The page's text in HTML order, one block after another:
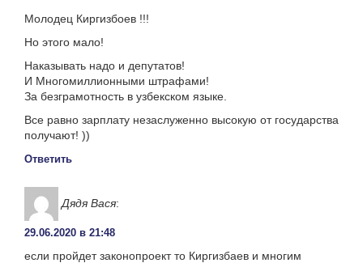
Молодец Киргизбоев !!!
Но этого мало!
Наказывать надо и депутатов!
И Многомиллионными штрафами!
За безграмотность в узбекском языке.
Все равно зарплату незаслуженно высокую от государства
получают! ))
Ответить
Дядя Вася:
29.06.2020 в 21:48
если пройдет законопроект то Киргизбаев и многим